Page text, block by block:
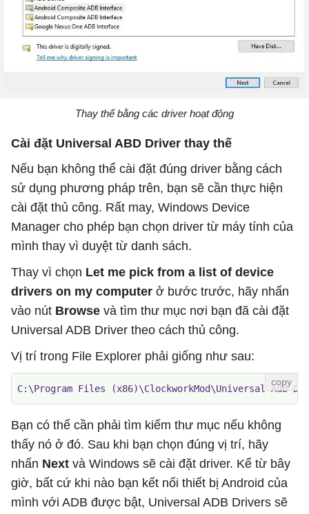
Thay thế bằng các driver hoạt động
Cài đặt Universal ABD Driver thay thế
Nếu bạn không thể cài đặt đúng driver bằng cách
sử dụng phương pháp trên, bạn sẽ cần thực hiện
cài đặt thủ công. Rất may, Windows Device
Manager cho phép bạn chọn driver từ máy tính của
mình thay vì duyệt từ danh sách.
Thay vì chọn Let me pick from a list of device
drivers on my computer ở bước trước, hãy nhấn
vào nút Browse và tìm thư mục nơi bạn đã cài đặt
Universal ADB Driver theo cách thủ công.
Vị trí trong File Explorer phải giống như sau:
C:\Program Files (x86)\ClockworkMod\Universal Adb
Bạn có thể cần phải tìm kiếm thư mục nếu không
thấy nó ở đó. Sau khi bạn chọn đúng vị trí, hãy
nhấn Next và Windows sẽ cài đặt driver. Kể từ bây
giờ, bất cứ khi nào bạn kết nối thiết bị Android của
mình với ADB được bật, Universal ADB Drivers sẽ